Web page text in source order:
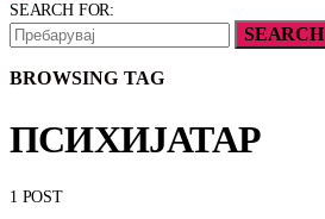
SEARCH FOR:
SEARCH
BROWSING TAG
ПСИХИЈАТАР
1 POST